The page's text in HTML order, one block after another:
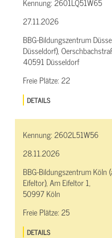
Kennung:2601LQ51W65
27.11.2026
BBG-Bildungszentrum
Düsseldorf),
40591 Düsseldorf
Freie Plätze:22
DETAILS
Kennung:2602L51W56
28.11.2026
BBG-Bildungszentrum Köln
Eifeltor), Am Eifeltor 1,
50997 Köln
Freie Plätze:25
DETAILS